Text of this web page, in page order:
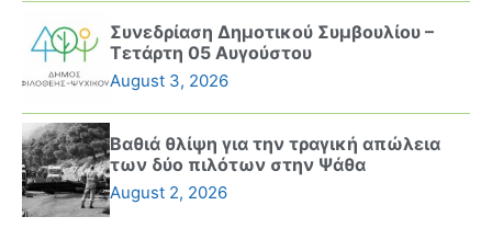
Συνεδρίαση Δημοτικού Συμβουλίου –
Τετάρτη 05 Αυγούστου
August 3, 2026
Βαθιά θλίψη για την τραγική απώλεια
των δύο πιλότων στην Ψάθα
August 2, 2026